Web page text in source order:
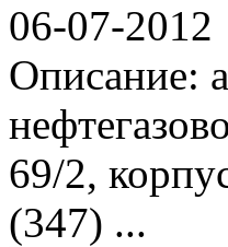
06-07-2012
Описание:
69/2,
(347) ...